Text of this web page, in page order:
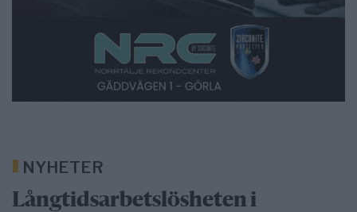
NYHETER
Långtidsarbetslösheten i